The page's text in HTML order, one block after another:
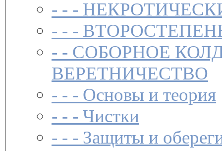
- - -
- - -
- - СОБОРНОЕ
ВЕРЕТНИЧЕСТВО
- - - Основы и теория
- - - Чистки­
- - - Защиты и